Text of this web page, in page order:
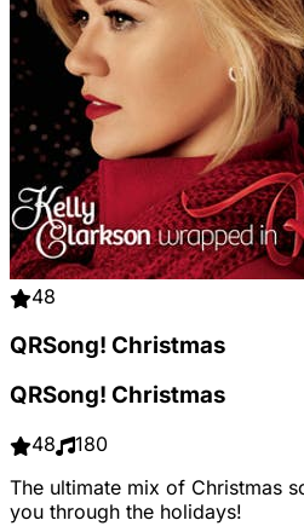
48
QRSong! Christmas
QRSong! Christmas
48
180
The ultimate mix of Christmas
you through the holidays!